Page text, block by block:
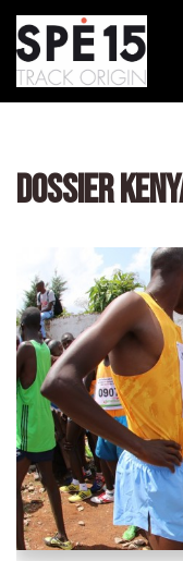
Aller
au
DOSSIER